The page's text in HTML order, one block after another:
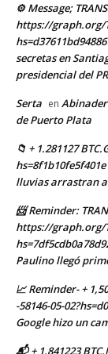
⚙ Message;
https://graph.org/
secretas en
presidencial del
Serta en
de Puerto Plata
📁 + 1.281127
lluvias arrastran
📨 Reminder:
https://graph.org/
Paulino llegó
📈 Reminder- +
-58146-05-
Google hizo un